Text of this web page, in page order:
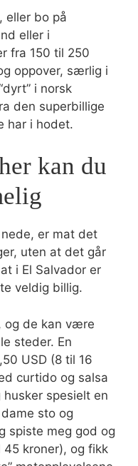
eller bo på
eller i
fra 150 til 250
oppover, særlig i
i norsk
den superbillige
har i hodet.
kan du
er mat det
uten at det går
i El Salvador er
veldig billig.
og de kan være
steder. En
USD (8 til 16
curtido og salsa
spesielt en
sto og
spiste meg god og
kroner), og fikk